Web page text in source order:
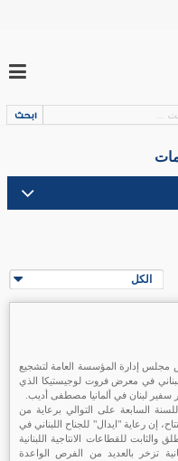
الكل
مجلس إدارة المؤسسة العامة لتشجيع
في معرض فروت لوجيستيكا الذي
السابعة على التوالي برعاية من
إن رعاية "ايدال" للجناح اللبناني في
للقطاعات الانتاجية اللبنانية
تزخر بالعديد من الفرص الواعدة